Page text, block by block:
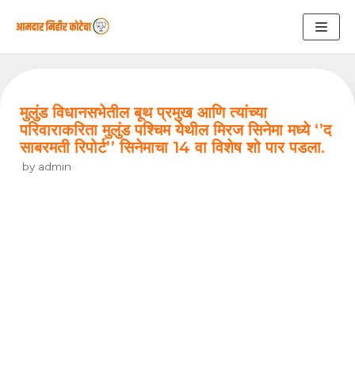
मुलुंड विधानसभेतील बूथ प्रमुख आणि त्यांच्या
परिवाराकरिता मुलुंड पश्चिम येथील मिरज सिनेमा मध्ये ‘’द
साबरमती रिपोर्ट’’ सिनेमाचा 14 वा विशेष शो पार पडला.
by admin